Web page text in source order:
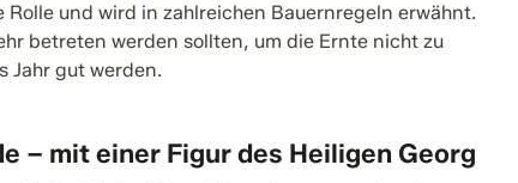
und wird in zahlreichen Bauernregeln erwähnt.
betreten werden sollten, um die Ernte nicht zu
Jahr gut werden.
– mit einer Figur des Heiligen Georg